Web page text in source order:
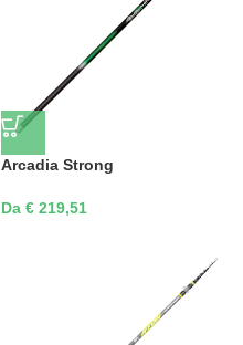
Arcadia Strong
Da € 219,51